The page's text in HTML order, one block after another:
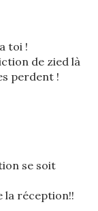
toi !
de zied là
perdent !
se soit
la réception!!